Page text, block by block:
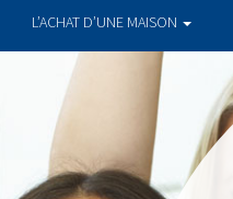
L’ACHAT D’UNE MAISON